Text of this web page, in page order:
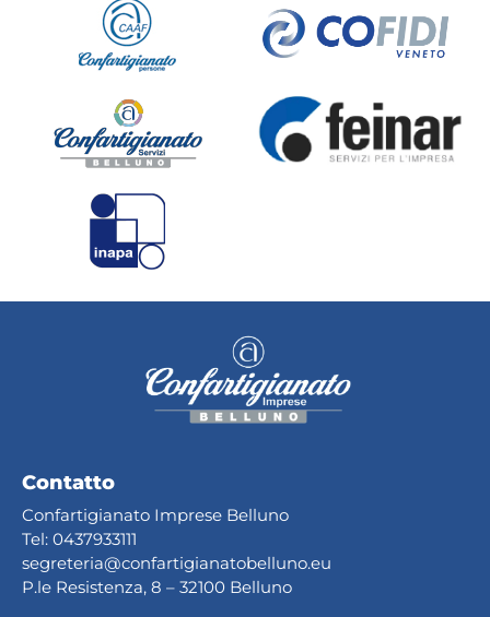
Contatto
Confartigianato Imprese Belluno
Tel: 0437933111
segreteria@confartigianatobelluno.eu
P.le Resistenza, 8 – 32100 Belluno